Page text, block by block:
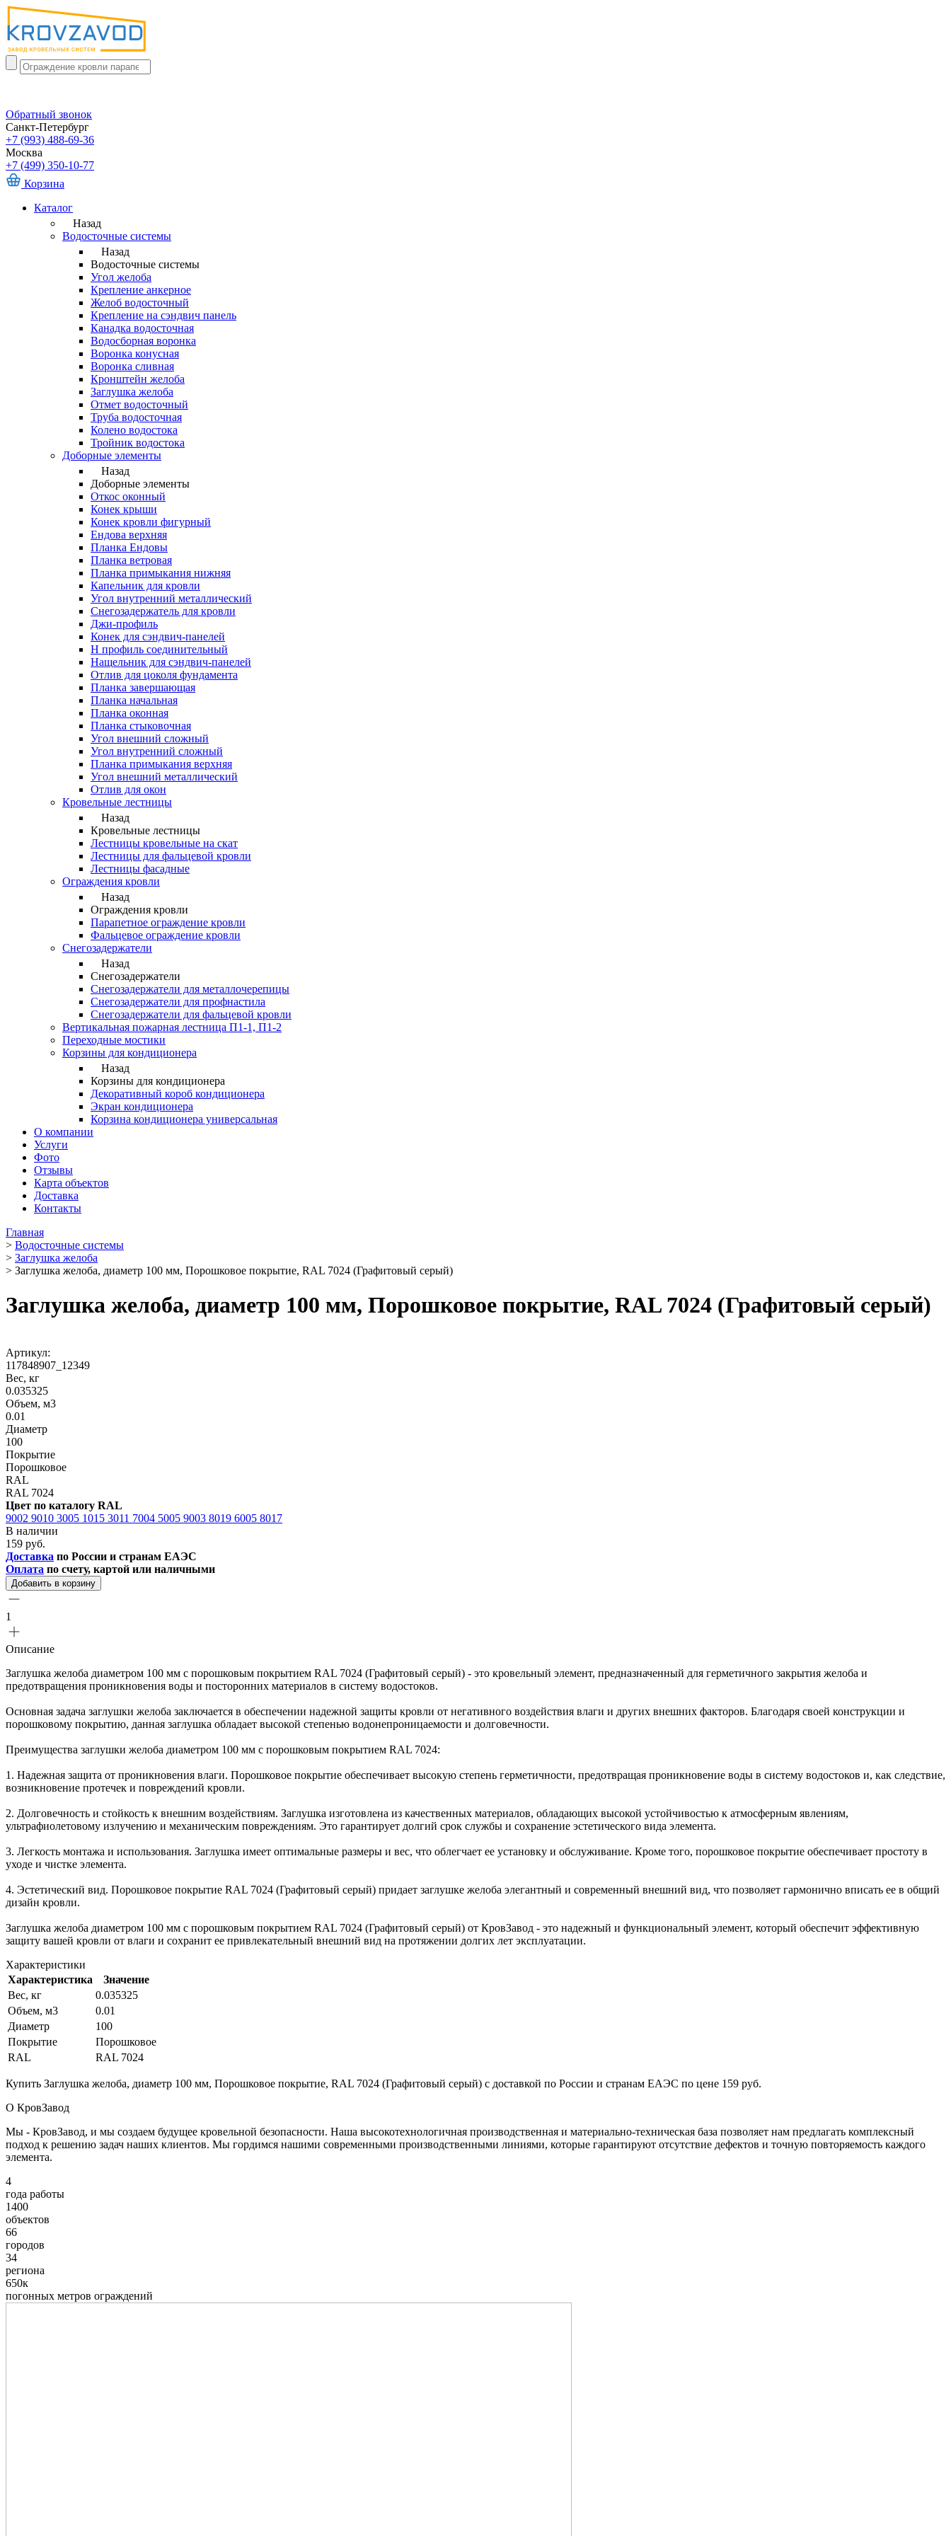
Обратный звонок
Санкт-Петербург
+7 (993) 488-69-36
Москва
+7 (499) 350-10-77
Корзина
Каталог
Назад
Водосточные системы
Назад
Водосточные системы
Угол желоба
Крепление анкерное
Желоб водосточный
Крепление на сэндвич панель
Канадка водосточная
Водосборная воронка
Воронка конусная
Воронка сливная
Кронштейн желоба
Заглушка желоба
Отмет водосточный
Труба водосточная
Колено водостока
Тройник водостока
Доборные элементы
Назад
Доборные элементы
Откос оконный
Конек крыши
Конек кровли фигурный
Ендова верхняя
Планка Ендовы
Планка ветровая
Планка примыкания нижняя
Капельник для кровли
Угол внутренний металлический
Снегозадержатель для кровли
Джи-профиль
Конек для сэндвич-панелей
Н профиль соединительный
Нащельник для сэндвич-панелей
Отлив для цоколя фундамента
Планка завершающая
Планка начальная
Планка оконная
Планка стыковочная
Угол внешний сложный
Угол внутренний сложный
Планка примыкания верхняя
Угол внешний металлический
Отлив для окон
Кровельные лестницы
Назад
Кровельные лестницы
Лестницы кровельные на скат
Лестницы для фальцевой кровли
Лестницы фасадные
Ограждения кровли
Назад
Ограждения кровли
Парапетное ограждение кровли
Фальцевое ограждение кровли
Снегозадержатели
Назад
Снегозадержатели
Снегозадержатели для металлочерепицы
Снегозадержатели для профнастила
Снегозадержатели для фальцевой кровли
Вертикальная пожарная лестница П1-1, П1-2
Переходные мостики
Корзины для кондиционера
Назад
Корзины для кондиционера
Декоративный короб кондиционера
Экран кондиционера
Корзина кондиционера универсальная
О компании
Услуги
Фото
Отзывы
Карта объектов
Доставка
Контакты
Главная
> Водосточные системы
> Заглушка желоба
> Заглушка желоба, диаметр 100 мм, Порошковое покрытие, RAL 7024 (Графитовый серый)
Заглушка желоба, диаметр 100 мм, Порошковое покрытие, RAL 7024 (Графитовый серый)
Артикул:
117848907_12349
Вес, кг
0.035325
Объем, м3
0.01
Диаметр
100
Покрытие
Порошковое
RAL
RAL 7024
Цвет по каталогу RAL
9002 9010 3005 1015 3011 7004 5005 9003 8019 6005 8017
В наличии
159 руб.
Доставка по России и странам ЕАЭС
Оплата по счету, картой или наличными
Добавить в корзину
1
Описание
Заглушка желоба диаметром 100 мм с порошковым покрытием RAL 7024 (Графитовый серый) - это кровельный элемент, предназначенный для герметичного закрытия желоба и
предотвращения проникновения воды и посторонних материалов в систему водостоков.
Основная задача заглушки желоба заключается в обеспечении надежной защиты кровли от негативного воздействия влаги и других внешних факторов. Благодаря своей конструкции и
порошковому покрытию, данная заглушка обладает высокой степенью водонепроницаемости и долговечности.
Преимущества заглушки желоба диаметром 100 мм с порошковым покрытием RAL 7024:
1. Надежная защита от проникновения влаги. Порошковое покрытие обеспечивает высокую степень герметичности, предотвращая проникновение воды в систему водостоков и, как следствие,
возникновение протечек и повреждений кровли.
2. Долговечность и стойкость к внешним воздействиям. Заглушка изготовлена из качественных материалов, обладающих высокой устойчивостью к атмосферным явлениям,
ультрафиолетовому излучению и механическим повреждениям. Это гарантирует долгий срок службы и сохранение эстетического вида элемента.
3. Легкость монтажа и использования. Заглушка имеет оптимальные размеры и вес, что облегчает ее установку и обслуживание. Кроме того, порошковое покрытие обеспечивает простоту в
уходе и чистке элемента.
4. Эстетический вид. Порошковое покрытие RAL 7024 (Графитовый серый) придает заглушке желоба элегантный и современный внешний вид, что позволяет гармонично вписать ее в общий
дизайн кровли.
Заглушка желоба диаметром 100 мм с порошковым покрытием RAL 7024 (Графитовый серый) от КровЗавод - это надежный и функциональный элемент, который обеспечит эффективную
защиту вашей кровли от влаги и сохранит ее привлекательный внешний вид на протяжении долгих лет эксплуатации.
Характеристики
Характеристика
Значение
Вес, кг
0.035325
Объем, м3
0.01
Диаметр
100
Покрытие
Порошковое
RAL
RAL 7024
Купить Заглушка желоба, диаметр 100 мм, Порошковое покрытие, RAL 7024 (Графитовый серый) с доставкой по России и странам ЕАЭС по цене 159 руб.
О КровЗавод
Мы - КровЗавод, и мы создаем будущее кровельной безопасности. Наша высокотехнологичная производственная и материально-техническая база позволяет нам предлагать комплексный
подход к решению задач наших клиентов. Мы гордимся нашими современными производственными линиями, которые гарантируют отсутствие дефектов и точную повторяемость каждого
элемента.
4
года работы
1400
объектов
66
городов
34
региона
650к
погонных метров ограждений